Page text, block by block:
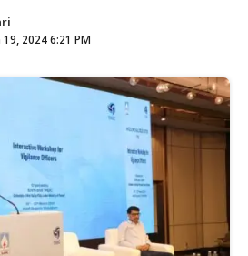
2024 6:21 PM